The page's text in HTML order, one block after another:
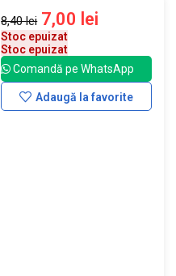
8,40lei 7,00 lei
Stoc epuizat
Stoc epuizat
Comandă pe WhatsApp
Adaugă la favorite